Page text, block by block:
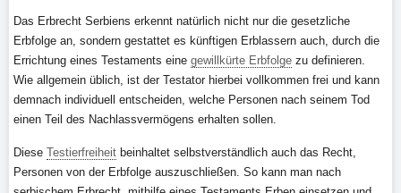
Das Erbrecht Serbiens erkennt natürlich nicht nur die gesetzliche
Erbfolge an, sondern gestattet es künftigen Erblassern auch, durch die
Errichtung eines Testaments eine gewillkürte Erbfolge zu definieren.
Wie allgemein üblich, ist der Testator hierbei vollkommen frei und kann
demnach individuell entscheiden, welche Personen nach seinem Tod
einen Teil des Nachlassvermögens erhalten sollen.
Diese Testierfreiheit beinhaltet selbstverständlich auch das Recht,
Personen von der Erbfolge auszuschließen. So kann man nach